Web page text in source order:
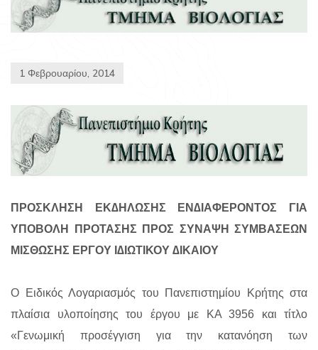
1 Φεβρουαρίου, 2014
ΠΡΟΣΚΛΗΣΗ ΕΚ∆ΗΛΩΣΗΣ ΕΝ∆ΙΑΦΕΡΟΝΤΟΣ ΓΙΑ
ΥΠΟΒΟΛΗ ΠΡΟΤΑΣΗΣ ΠΡΟΣ ΣΥΝΑΨΗ ΣΥΜΒΑΣΕΩΝ
ΜΙΣΘΩΣΗΣ ΕΡΓΟΥ Ι∆ΙΩΤΙΚΟΥ ∆ΙΚΑΙΟΥ
Ο Ειδικός Λογαριασμός του Πανεπιστημίου Κρήτης στα
πλαίσια υλοποίησης του έργου με KA 3956 και τίτλο
«Γενωμική προσέγγιση για την κατανόηση των